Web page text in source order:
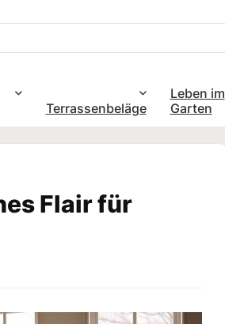
Terrassenbeläge
Leben im
Garten
Flair für